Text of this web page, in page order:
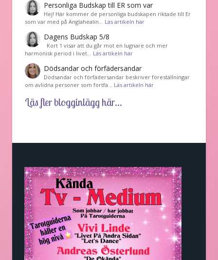
Personliga Budskap till ER som var
Hej! Här kommer de personliga budskapen riktade till Er
som var med på Änglahealin… Läs artikeln här
Dagens Budskap 5/8
Kort 1 visar att du går mot en lugnare och mer
harmonisk period i livet… Läs artikeln här
Dödsandar och förfädersandar
Dödsandar och förfädersandar beskriver föreställningar
om avlidna personer som fortfa… Läs artikeln här
Läs fler blogginlägg här...